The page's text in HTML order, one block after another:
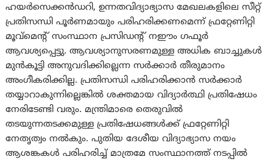
ഹയർസെക്കൻഡറി, ഉന്നതവിദ്യാഭ്യാസ മേഖലകളിലെ സീറ്റ്
പ്രതിസന്ധി പൂർണമായും പരിഹരിക്കണമെന്ന് ഫ്രറ്റേണിറ്റി
മൂവ്മെൻ്റ് സംസ്ഥാന പ്രസിഡൻ്റ് നഈം ഗഫൂർ
ആവശ്യപ്പെട്ടു. ആവശ്യാനുസരണമുള്ള അധിക ബാച്ചുകൾ
മുൻകൂട്ടി അനുവദിക്കില്ലെന്ന സർക്കാർ തീരുമാനം
അംഗീകരിക്കില്ല. പ്രതിസന്ധി പരിഹരിക്കാൻ സർക്കാർ
തയ്യാറാകുന്നില്ലെങ്കിൽ ശക്തമായ വിദ്യാർത്ഥി പ്രതിഷേധം
നേരിടേണ്ടി വരും. മന്ത്രിമാരെ തെരുവിൽ
തടയുന്നതടക്കമുള്ള പ്രതിഷേധങ്ങൾക്ക് ഫ്രറ്റേണിറ്റി
നേതൃത്വം നൽകും. പുതിയ ദേശീയ വിദ്യാഭ്യാസ നയം
ആശങ്കകൾ പരിഹരിച്ച് മാത്രമേ സംസ്ഥാനത്ത് നടപ്പിൽ